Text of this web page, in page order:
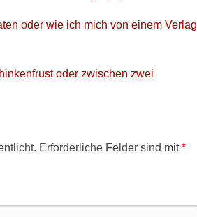
oder wie ich mich von einem Verlag
oder zwischen zwei
Erforderliche Felder sind mit*